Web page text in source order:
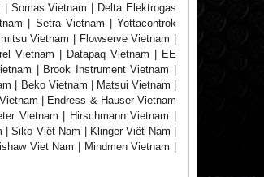
Somas Vietnam | Delta Elektrogas
| Setra Vietnam | Yottacontrok
Vietnam | Flowserve Vietnam |
Vietnam | Datapaq Vietnam | EE
| Brook Instrument Vietnam |
| Beko Vietnam | Matsui Vietnam |
| Endress & Hauser Vietnam
Vietnam | Hirschmann Vietnam |
Siko Việt Nam | Klinger Việt Nam |
Viet Nam | Mindmen Vietnam |